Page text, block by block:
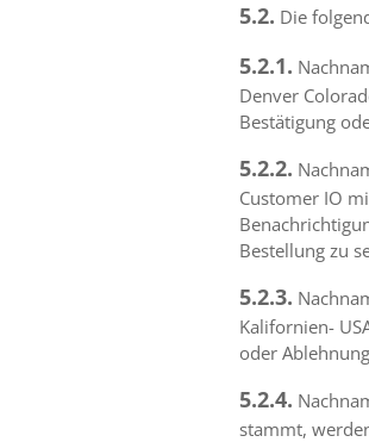
5.2. Die
5.2.1.
Denver
Bestätigung
5.2.2.
Customer IO
Bestellung zu
5.2.3.
Kalifornien-
oder
5.2.4.
stammt,